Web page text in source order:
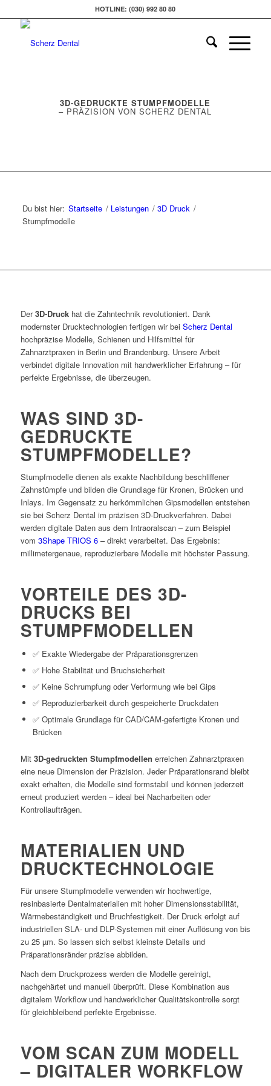
HOTLINE: (030) 992 80 80
3D-GEDRUCKTE STUMPFMODELLE
– PRÄZISION VON SCHERZ DENTAL
Du bist hier: Startseite / Leistungen / 3D Druck /
Stumpfmodelle
Der3D-Druckhat die Zahntechnik revolutioniert. Dank
modernster Drucktechnologien fertigen wir bei Scherz Dental
hochpräzise Modelle, Schienen und Hilfsmittel für
Zahnarztpraxen in Berlin und Brandenburg. Unsere Arbeit
verbindet digitale Innovation mit handwerklicher Erfahrung – für
perfekte Ergebnisse, die überzeugen.
WAS SIND 3D-
GEDRUCKTE
STUMPFMODELLE?
Stumpfmodelle dienen als exakte Nachbildung beschliffener
Zahnstümpfe und bilden die Grundlage für Kronen, Brücken und
Inlays. Im Gegensatz zu herkömmlichen Gipsmodellen entstehen
sie bei Scherz Dental im präzisen 3D-Druckverfahren. Dabei
werden digitale Daten aus dem Intraoralscan – zum Beispiel
vom 3Shape TRIOS 6– direkt verarbeitet. Das Ergebnis:
millimetergenaue, reproduzierbare Modelle mit höchster Passung.
VORTEILE DES 3D-
DRUCKS BEI
STUMPFMODELLEN
✅ Exakte Wiedergabe der Präparationsgrenzen
✅ Hohe Stabilität und Bruchsicherheit
✅ Keine Schrumpfung oder Verformung wie bei Gips
✅ Reproduzierbarkeit durch gespeicherte Druckdaten
✅ Optimale Grundlage für CAD/CAM-gefertigte Kronen und
Brücken
Mit 3D-gedruckten Stumpfmodellen erreichen Zahnarztpraxen
eine neue Dimension der Präzision. Jeder Präparationsrand bleibt
exakt erhalten, die Modelle sind formstabil und können jederzeit
erneut produziert werden – ideal bei Nacharbeiten oder
Kontrollaufträgen.
MATERIALIEN UND
DRUCKTECHNOLOGIE
Für unsere Stumpfmodelle verwenden wir hochwertige,
resinbasierte Dentalmaterialien mit hoher Dimensionsstabilität,
Wärmebeständigkeit und Bruchfestigkeit. Der Druck erfolgt auf
industriellen SLA- und DLP-Systemen mit einer Auflösung von bis
zu 25 µm. So lassen sich selbst kleinste Details und
Präparationsränder präzise abbilden.
Nach dem Druckprozess werden die Modelle gereinigt,
nachgehärtet und manuell überprüft. Diese Kombination aus
digitalem Workflow und handwerklicher Qualitätskontrolle sorgt
für gleichbleibend perfekte Ergebnisse.
VOM SCAN ZUM MODELL
– DIGITALER WORKFLOW